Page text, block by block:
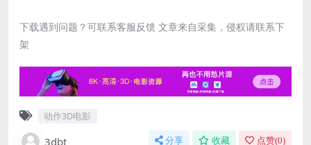
下载遇到问题？可联系客服反馈 文章来自采集，侵权请联系下
架
动作3D电影
3dbt 分享 收藏 点赞(0)